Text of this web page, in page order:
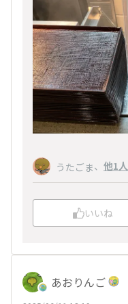
うたごま、 他1人
いいね
あおりんご